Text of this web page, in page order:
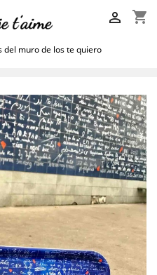
shopping_cart

del muro de los te quiero